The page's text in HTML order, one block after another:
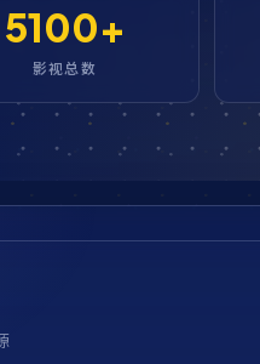
5100+
影视总数